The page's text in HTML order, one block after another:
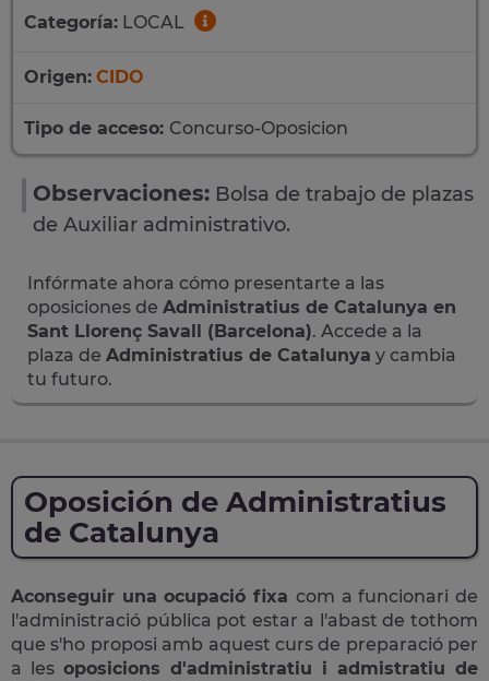
Categoría: LOCAL
Origen: CIDO
Tipo de acceso: Concurso-Oposicion
Observaciones: Bolsa de trabajo de plazas
de Auxiliar administrativo.
Infórmate ahora cómo presentarte a las
oposiciones de Administratius de Catalunya en
Sant Llorenç Savall (Barcelona). Accede a la
plaza de Administratius de Catalunya y cambia
tu futuro.
Oposición de Administratius
de Catalunya
Aconseguir una ocupació fixa com a funcionari de
l'administració pública pot estar a l'abast de tothom
que s'ho proposi amb aquest curs de preparació per
a les oposicions d'administratiu i admistratiu de